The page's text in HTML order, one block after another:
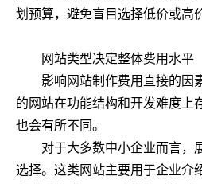
划预算，避免盲目选择低价或高
网站类型决定整体费用水平
影响网站制作费用直接的因
的网站在功能结构和开发难度上
也会有所不同。
对于大多数中小企业而言，
选择。这类网站主要用于企业介